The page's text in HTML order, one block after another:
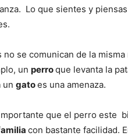
Lo que sientes y
no se comunican de la
un perroque levanta la
un gatoes una amenaza.
que el perro este
con bastante facilidad.